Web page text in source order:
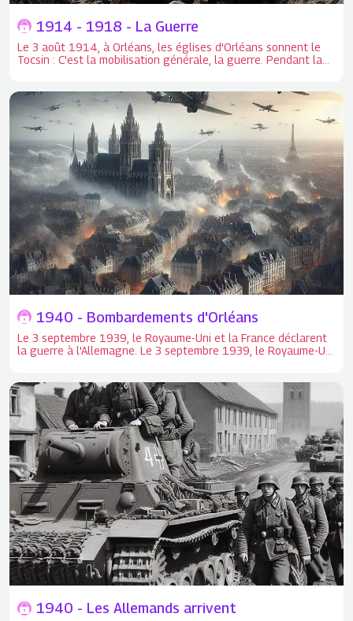
1914 - 1918 - La Guerre
Le 3 août 1914, à Orléans, les églises d'Orléans sonnent le
Tocsin : C'est la mobilisation générale, la guerre. Pendant la
1940 - Bombardements d'Orléans
Le 3 septembre 1939, le Royaume-Uni et la France déclarent
la guerre à l'Allemagne. Le 3 septembre 1939, le Royaume-Uni
14 juin, les troupes allemandes entrent dans Paris. Dès le
mois de mai 1940, des réfugiés des départements envahis
rejoignent Orléans.
1940 - Les Allemands arrivent